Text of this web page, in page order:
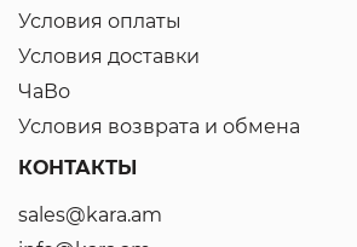
Условия оплаты
Условия доставки
ЧаВо
Условия возврата и обмена
КОНТАКТЫ
sales@kara.am